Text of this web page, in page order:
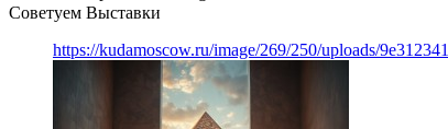
Советуем Выставки
https://kudamoscow.ru/image/269/250/uploads/